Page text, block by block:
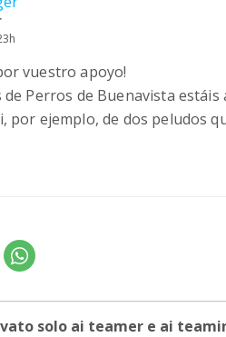
vuestro apoyo!
Perros de Buenavista
por ejemplo, de dos peludos
solo ai teamer e ai